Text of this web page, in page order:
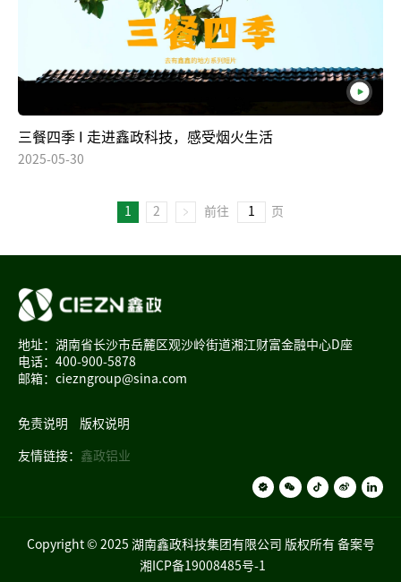
三餐四季 I 走进鑫政科技，感受烟火生活
2025-05-30
1 2 前往 页
地址：湖南省长沙市岳麓区观沙岭街道湘江财富金融中心D座
电话：400-900-5878
邮箱：ciezngroup@sina.com
免责说明 版权说明
友情链接： 鑫政铝业
Copyright © 2025 湖南鑫政科技集团有限公司 版权所有 备案号
湘ICP备19008485号-1